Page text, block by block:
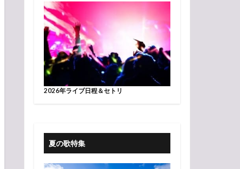
2026年ライブ日程＆セトリ
夏の歌特集